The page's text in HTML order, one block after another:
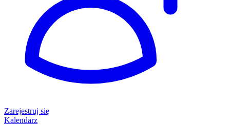
Zarejestruj się
Kalendarz